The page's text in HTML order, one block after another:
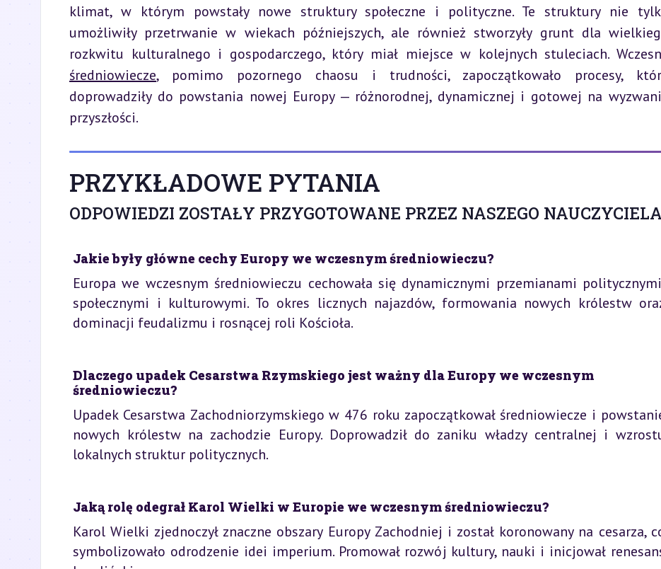
klimat, w którym powstały nowe struktury społeczne i polityczne. Te struktury nie
umożliwiły przetrwanie w wiekach późniejszych, ale również stworzyły grunt dla
średniowiecze, pomimo pozornego chaosu i trudności, zapoczątkowało procesy,
doprowadziły do powstania nowej Europy — różnorodnej, dynamicznej i gotowej na
przyszłości.
PRZYKŁADOWE PYTANIA
ODPOWIEDZI ZOSTAŁY PRZYGOTOWANE PRZEZ NASZEGO NAUCZYCIELA
Jakie były główne cechy Europy we wczesnym średniowieczu?
Europa we wczesnym średniowieczu cechowała się dynamicznymi przemianami
społecznymi i kulturowymi. To okres licznych najazdów, formowania nowych królestw
dominacji feudalizmu i rosnącej roli Kościoła.
Dlaczego upadek Cesarstwa Rzymskiego jest ważny dla Europy we wczesnym
średniowieczu?
Upadek Cesarstwa Zachodniorzymskiego w 476 roku zapoczątkował średniowiecze i
nowych królestw na zachodzie Europy. Doprowadził do zaniku władzy centralnej i
lokalnych struktur politycznych.
Jaką rolę odegrał Karol Wielki w Europie we wczesnym średniowieczu?
Karol Wielki zjednoczył znaczne obszary Europy Zachodniej i został koronowany na cesarza,
symbolizowało odrodzenie idei imperium. Promował rozwój kultury, nauki i inicjował